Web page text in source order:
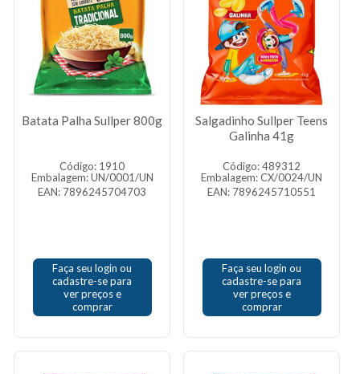
Batata Palha Sullper 800g
Código: 1910
Embalagem: UN/0001/UN
EAN: 7896245704703
Faça seu login ou
cadastre-se para
ver preços e
comprar
Salgadinho Sullper Teens
Galinha 41g
Código: 489312
Embalagem: CX/0024/UN
EAN: 7896245710551
Faça seu login ou
cadastre-se para
ver preços e
comprar